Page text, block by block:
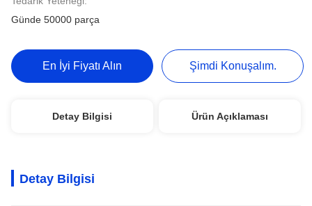
Günde 50000 parça
En İyi Fiyatı Alın Şimdi Konuşalım.
Detay Bilgisi Ürün Açıklaması
Detay Bilgisi